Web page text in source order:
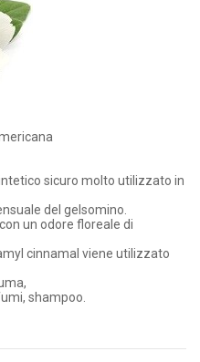
sicuro molto utilizzato in
del gelsomino.
un odore floreale di
cinnamal viene utilizzato
shampoo.